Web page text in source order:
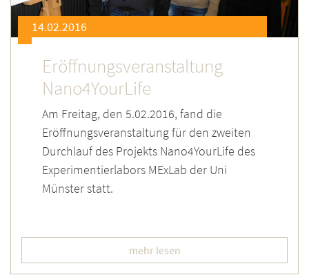
14.02.2016
Eröffnungsveranstaltung
Nano4YourLife
Am Freitag, den 5.02.2016, fand die
Eröffnungsveranstaltung für den zweiten
Durchlauf des Projekts Nano4YourLife des
Experimentierlabors MExLab der Uni
Münster statt.
mehr lesen